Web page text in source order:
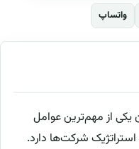
واتساپ
یکی از مهم‌ترین عوامل
شرکت‌ها دارد.